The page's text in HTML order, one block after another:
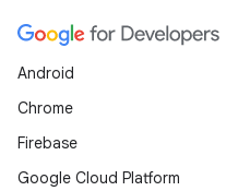
Android
Chrome
Firebase
Google Cloud Platform